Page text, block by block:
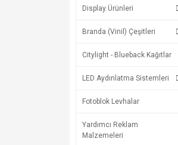
Display Ürünleri
Branda (Vinil) Çeşitleri
Citylight - Blueback Kağıtlar
LED Aydınlatma Sistemleri
Fotoblok Levhalar
Yardımcı Reklam
Malzemeleri